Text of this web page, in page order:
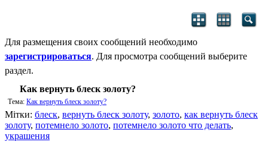
Для размещения своих сообщений необходимо
зарегистрироваться. Для просмотра сообщений выберите
раздел.
Как вернуть блеск золоту?
Тема: Как вернуть блеск золоту?
Мітки: блеск, вернуть блеск золоту, золото, как вернуть блеск
золоту, потемнело золото, потемнело золото что делать,
украшения